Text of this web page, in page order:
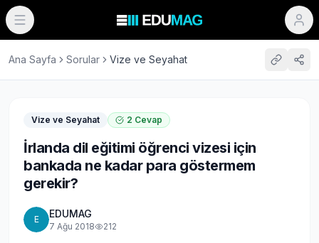
Ana Sayfa Sorular Vize ve Seyahat
Vize ve Seyahat 2 Cevap
İrlanda dil eğitimi öğrenci vizesi için
bankada ne kadar para göstermem
gerekir?
E EDUMAG
7 Ağu 2018 212